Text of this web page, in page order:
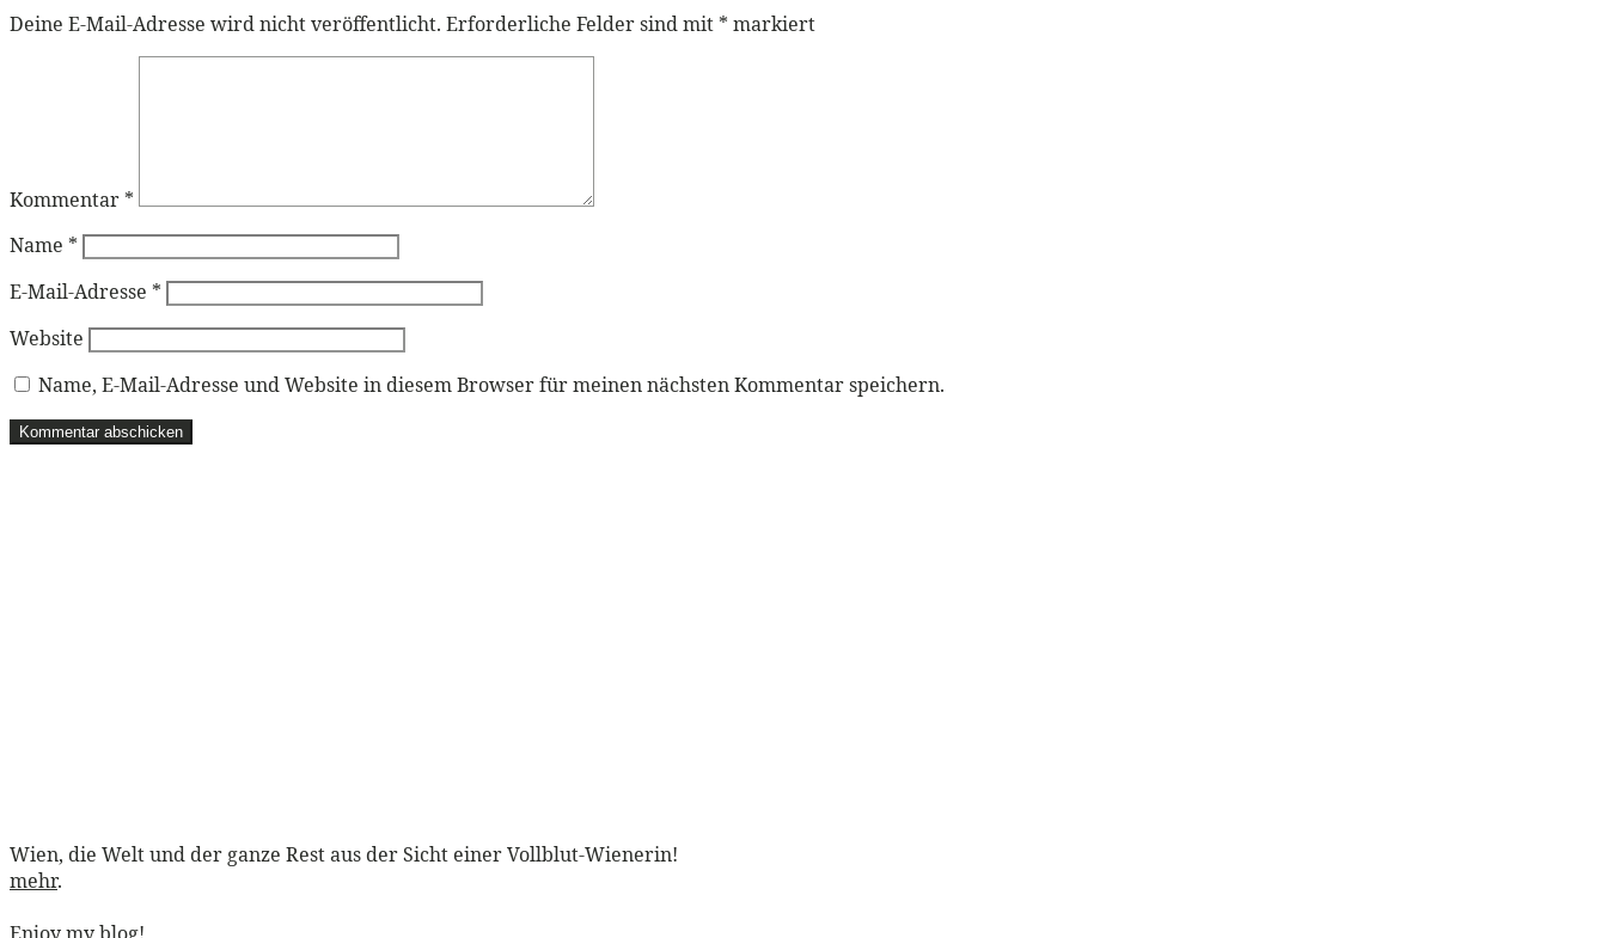
Deine E-Mail-Adresse wird nicht veröffentlicht. Erforderliche Felder sind mit * markiert
Kommentar *
Name *
E-Mail-Adresse *
Website
Name, E-Mail-Adresse und Website in diesem Browser für meinen nächsten Kommentar speichern.
Wien, die Welt und der ganze Rest aus der Sicht einer Vollblut-Wienerin!
mehr.